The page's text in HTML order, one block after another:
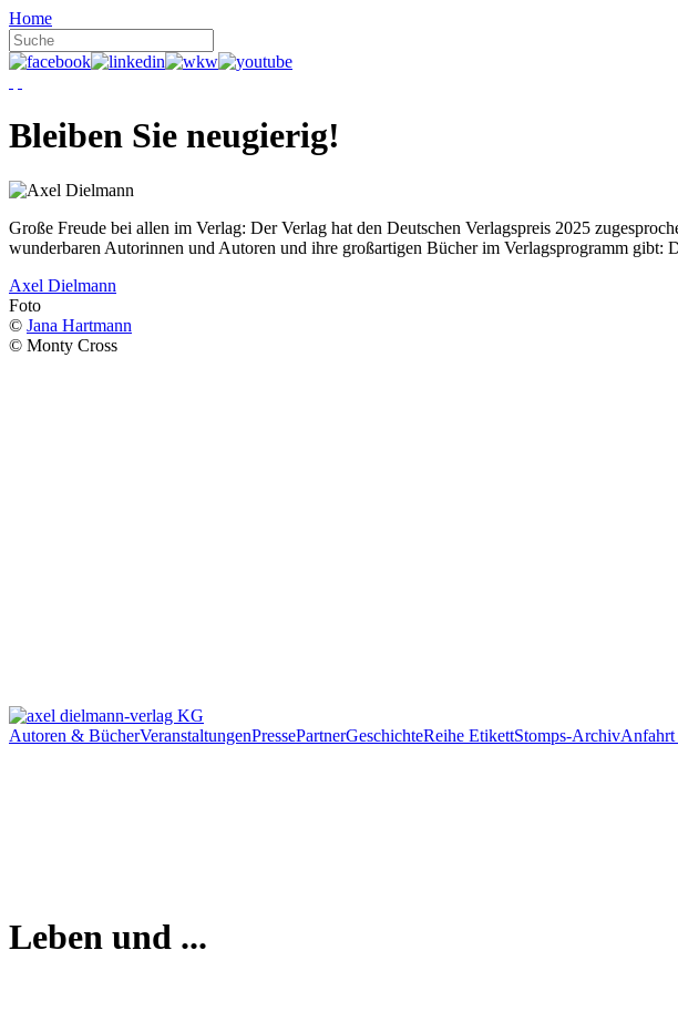
Home
Bleiben Sie neugierig!
Große Freude bei allen im Verlag: Der Verlag hat den Deutschen Verlagspreis 2025
wunderbaren Autorinnen und Autoren und ihre großartigen Bücher im Verlagsprogramm
Axel Dielmann
Foto
© Jana Hartmann
© Monty Cross
Autoren & BücherVeranstaltungenPressePartnerGeschichteReihe EtikettStomps-Archiv
Leben und ...